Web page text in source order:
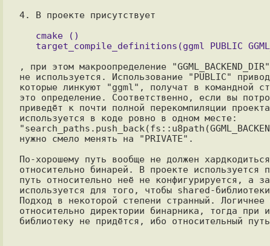
4. В проекте присутствует
, при этом макроопределение
не используется. Использование "PUBLIC"
которые линкуют "ggml", получат в командной
это определение. Соответственно, если вы
приведёт к почти полной перекомпиляции
используется в коде ровно в одном месте:
нужно смело менять на "PRIVATE".
По-хорошему путь вообще не должен
относительно бинарей. В проекте используется
путь относительно неё не конфигурируется, а
используется для того, чтобы shared-
Подход в некоторой степени странный. Логичнее
относительно директории бинарника, тогда при
библиотеку не придётся, ибо относительный